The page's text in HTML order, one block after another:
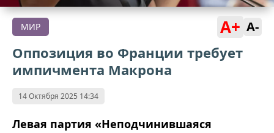
МИР A+ A-
Оппозиция во Франции требует
импичмента Макрона
14 Октября 2025 14:34
Левая партия «Неподчинившаяся